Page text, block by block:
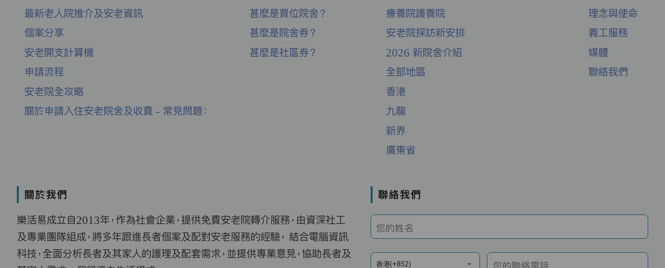
最新老人院推介及安老資訊
個案分享
安老開支計算機
申請流程
安老院全攻略
關於申請入住安老院舍及收費 - 常見問題：
甚麼是買位院舍？
甚麼是院舍券？
甚麼是社區券？
療養院護養院
安老院探訪新安排
2026 新院舍介紹
全部地區
香港
九龍
新界
廣東省
理念與使命
義工服務
媒體
聯絡我們
關於我們
樂活易成立自2013年，作為社會企業，提供免費安老院轉介服務，由資深社工
及專業團隊組成，將多年跟進長者個案及配對安老服務的經驗， 結合電腦資訊
科技，全面分析長者及其家人的護理及配套需求，並提供專業意見，協助長者及
聯絡我們
您的姓名
香港(+852) 您的聯絡電話